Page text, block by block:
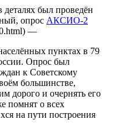
деталях был проведён
опрос АКСИО-2
—
пунктах в 79
Опрос был
к Советскому
большинстве,
дорого и очернять его
помнят о всех
на пути построения